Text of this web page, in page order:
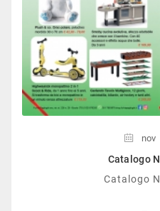
nov
Catalogo
Catalogo